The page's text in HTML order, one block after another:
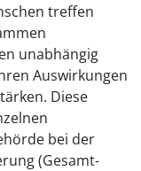
treffen
unabhängig
Auswirkungen
Diese
bei der
(Gesamt-